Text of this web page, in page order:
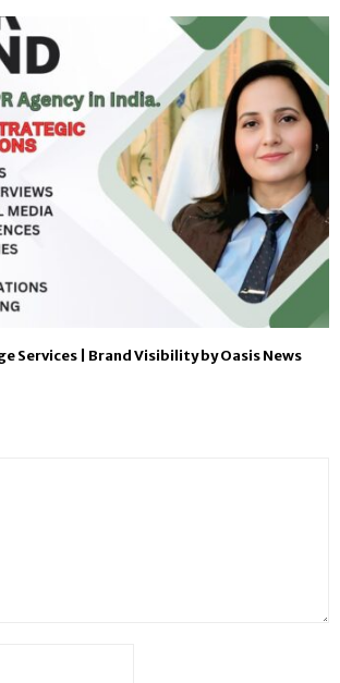
Services | Brand Visibility by Oasis News